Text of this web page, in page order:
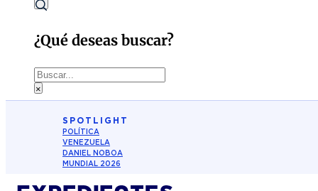
¿Qué deseas buscar?
Buscar
×
SPOTLIGHT
POLÍTICA
VENEZUELA
DANIEL NOBOA
MUNDIAL 2026